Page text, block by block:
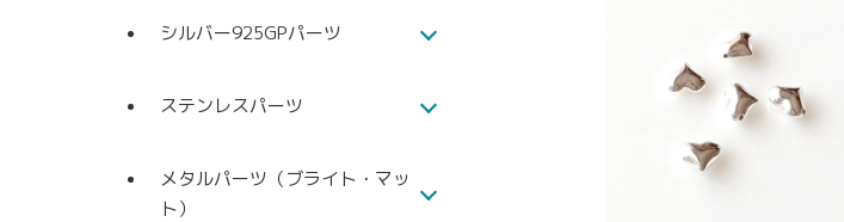
シルバー925GPパーツ
ステンレスパーツ
メタルパーツ（ブライト・マッ
ト）